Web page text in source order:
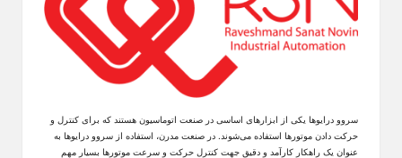
سروو درایوها یکی از ابزارهای اساسی در صنعت اتوماسیون هستند که برای کنترل و
حرکت دادن موتورها استفاده می‌شوند. در صنعت مدرن، استفاده از سروو درایوها به
عنوان یک راهکار کارآمد و دقیق جهت کنترل حرکت و سرعت موتورها بسیار مهم